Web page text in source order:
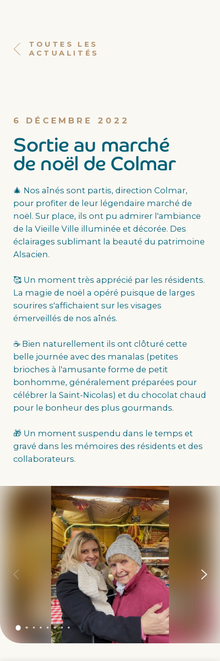
TOUTES LES
ACTUALITÉS
6 DÉCEMBRE 2022
Sortie au marché
de noël de Colmar
🎄 Nos aînés sont partis, direction Colmar,
pour profiter de leur légendaire marché de
noël. Sur place, ils ont pu admirer l'ambiance
de la Vieille Ville illuminée et décorée. Des
éclairages sublimant la beauté du patrimoine
Alsacien.
🥰 Un moment très apprécié par les résidents.
La magie de noël a opéré puisque de larges
sourires s'affichaient sur les visages
émerveillés de nos aînés.
☕️ Bien naturellement ils ont clôturé cette
belle journée avec des manalas (petites
brioches à l'amusante forme de petit
bonhomme, généralement préparées pour
célébrer la Saint-Nicolas) et du chocolat chaud
pour le bonheur des plus gourmands.
🎁 Un moment suspendu dans le temps et
gravé dans les mémoires des résidents et des
collaborateurs.